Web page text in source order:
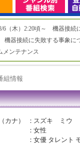
6（木）2:20頃～ 機器接続
機器接続に失敗する事象に
メンテナンス
組情報
カナ） ： スズキ ミウ
：女性
：女優 タレント